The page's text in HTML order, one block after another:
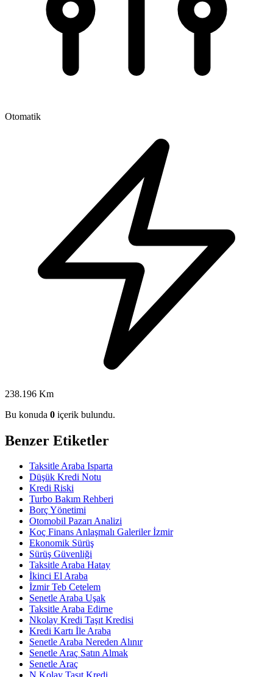
Otomatik
238.196 Km
Bu konuda 0 içerik bulundu.
Benzer Etiketler
Taksitle Araba Isparta
Düşük Kredi Notu
Kredi Riski
Turbo Bakım Rehberi
Borç Yönetimi
Otomobil Pazarı Analizi
Koç Finans Anlaşmalı Galeriler İzmir
Ekonomik Sürüş
Sürüş Güvenliği
Taksitle Araba Hatay
İkinci El Araba
İzmir Teb Cetelem
Senetle Araba Uşak
Taksitle Araba Edirne
Nkolay Kredi Taşıt Kredisi
Kredi Kartı İle Araba
Senetle Araba Nereden Alınır
Senetle Araç Satın Almak
Senetle Araç